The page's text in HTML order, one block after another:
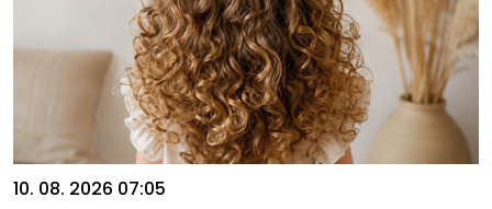
10. 08. 2026 07:05